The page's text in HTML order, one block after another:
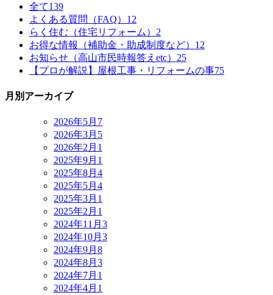
全て139
よくある質問（FAQ） 12
らく住む（住宅リフォーム） 2
お得な情報（補助金・助成制度など） 12
お知らせ（高山市民時報答えetc） 25
【プロが解説】屋根工事・リフォームの事75
月別アーカイブ
2026年5月 7
2026年3月 5
2026年2月 1
2025年9月 1
2025年8月 4
2025年5月 4
2025年3月 1
2025年2月 1
2024年11月 3
2024年10月 3
2024年9月 8
2024年8月 3
2024年7月 1
2024年4月 1